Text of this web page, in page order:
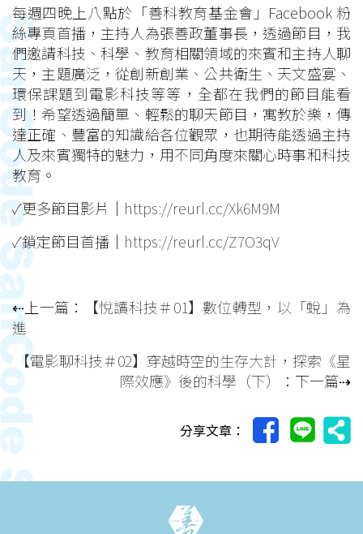
每週四晚上八點於「善科教育基金會」Facebook 粉
絲專頁首播，主持人為張善政董事長，透過節目，我
們邀請科技、科學、教育相關領域的來賓和主持人聊
天，主題廣泛，從創新創業、公共衛生、天文盛宴、
環保課題到電影科技等等，全都在我們的節目能看
到！希望透過簡單、輕鬆的聊天節目，寓教於樂，傳
達正確、豐富的知識給各位觀眾，也期待能透過主持
人及來賓獨特的魅力，用不同角度來關心時事和科技
教育。
✓更多節目影片｜ https://reurl.cc/Xk6M9M
✓鎖定節目首播｜ https://reurl.cc/Z7O3qV
⇠上一篇：
【悅讀科技＃01】數位轉型，以「蛻」為
進
【電影聊科技＃02】穿越時空的生存大計，探索《星
際效應》後的科學（下）
：下一篇⇢
分享文章：